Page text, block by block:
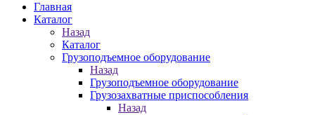
Главная
Каталог
Назад
Каталог
Грузоподъемное оборудование
Назад
Грузоподъемное оборудование
Грузозахватные приспособления
Назад